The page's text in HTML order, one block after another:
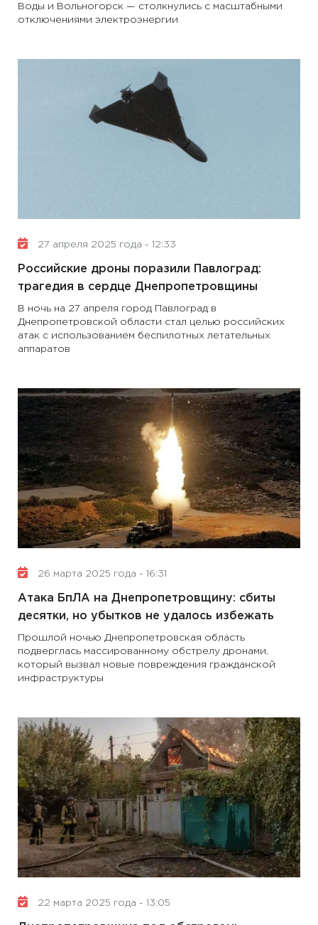
Воды и Вольногорск — столкнулись с масштабными
отключениями электроэнергии
27 апреля 2025 года - 12:33
Российские дроны поразили Павлоград:
трагедия в сердце Днепропетровщины
В ночь на 27 апреля город Павлоград в
Днепропетровской области стал целью российских
атак с использованием беспилотных летательных
аппаратов
26 марта 2025 года - 16:31
Атака БпЛА на Днепропетровщину: сбиты
десятки, но убытков не удалось избежать
Прошлой ночью Днепропетровская область
подверглась массированному обстрелу дронами,
который вызвал новые повреждения гражданской
инфраструктуры
22 марта 2025 года - 13:05